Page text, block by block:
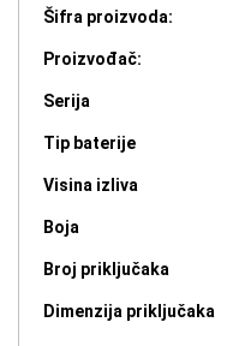
Šifra proizvoda:
Proizvođač:
Serija
Tip baterije
Visina izliva
Boja
Broj priključaka
Dimenzija priključaka